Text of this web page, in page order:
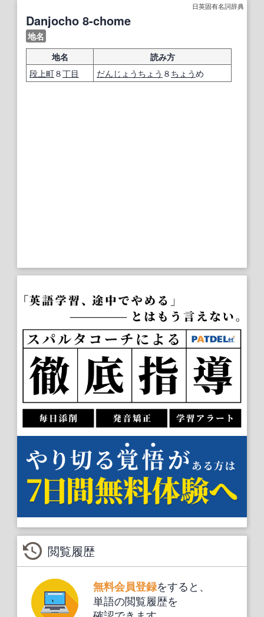
日英固有名詞辞典
Danjocho 8-chome
地名
地名
読み方
段 上町８丁目 だんじょう ちょう ８ ちょうめ
閲覧履歴
無料会員登録をすると、
単語の閲覧履歴を